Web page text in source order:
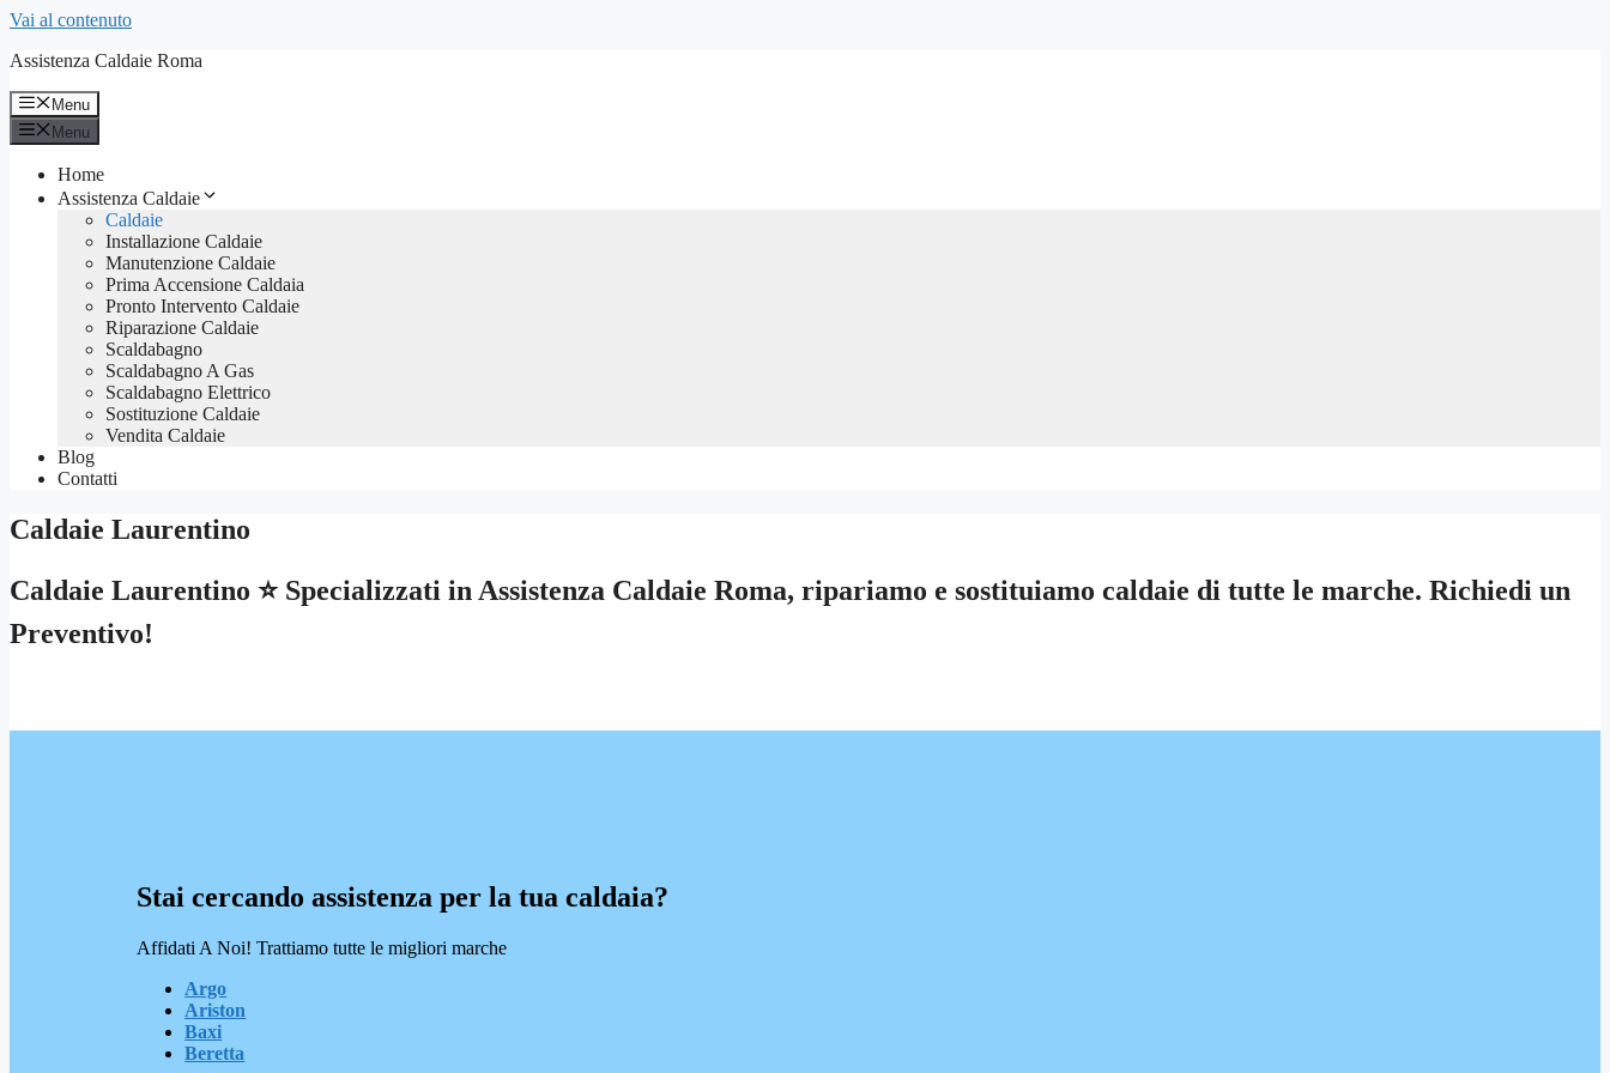
Vai al contenuto
Assistenza Caldaie Roma
Menu
Menu
Home
Assistenza Caldaie
Caldaie
Installazione Caldaie
Manutenzione Caldaie
Prima Accensione Caldaia
Pronto Intervento Caldaie
Riparazione Caldaie
Scaldabagno
Scaldabagno A Gas
Scaldabagno Elettrico
Sostituzione Caldaie
Vendita Caldaie
Blog
Contatti
Caldaie Laurentino
Caldaie Laurentino ⭐ Specializzati in Assistenza Caldaie Roma, ripariamo e sostituiamo caldaie di tutte le marche. Richiedi un
Preventivo!
Stai cercando assistenza per la tua caldaia?
Affidati A Noi! Trattiamo tutte le migliori marche
Argo
Ariston
Baxi
Beretta